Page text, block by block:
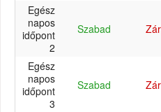
Egész
napos
időpont
2
Szabad
Egész
napos
időpont
3
Szabad